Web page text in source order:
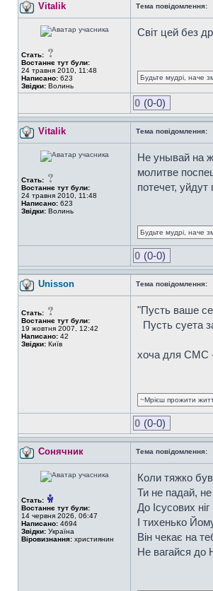
Vitalik Тема повідомлення:
Стать:
Востаннє тут були:
24 травня 2010, 11:48
Написано: 623
Звідки: Волинь
Світ цей без
Будьте мудрі, наче
0 (0-0)
Vitalik Тема повідомлення:
Стать:
Востаннє тут були:
24 травня 2010, 11:48
Написано: 623
Звідки: Волинь
Не унывай на
молитве
потечет,
Будьте мудрі, наче
0 (0-0)
Unisson Тема повідомлення:
Стать:
Востаннє тут були:
19 жовтня 2007, 12:42
Написано: 42
Звідки: Київ
"Пусть ваше
Пусть суета
хоча для СМС
~Мрієш прожити
0 (0-0)
Сонячник Тема повідомлення:
Стать:
Востаннє тут були:
14 червня 2026, 06:47
Написано: 4694
Звідки: Україна
Віровизнання: християнин
Коли тяжко
Ти не падай, не
До Ісусових
І тихенько
Він чекає на
Не вагайся до